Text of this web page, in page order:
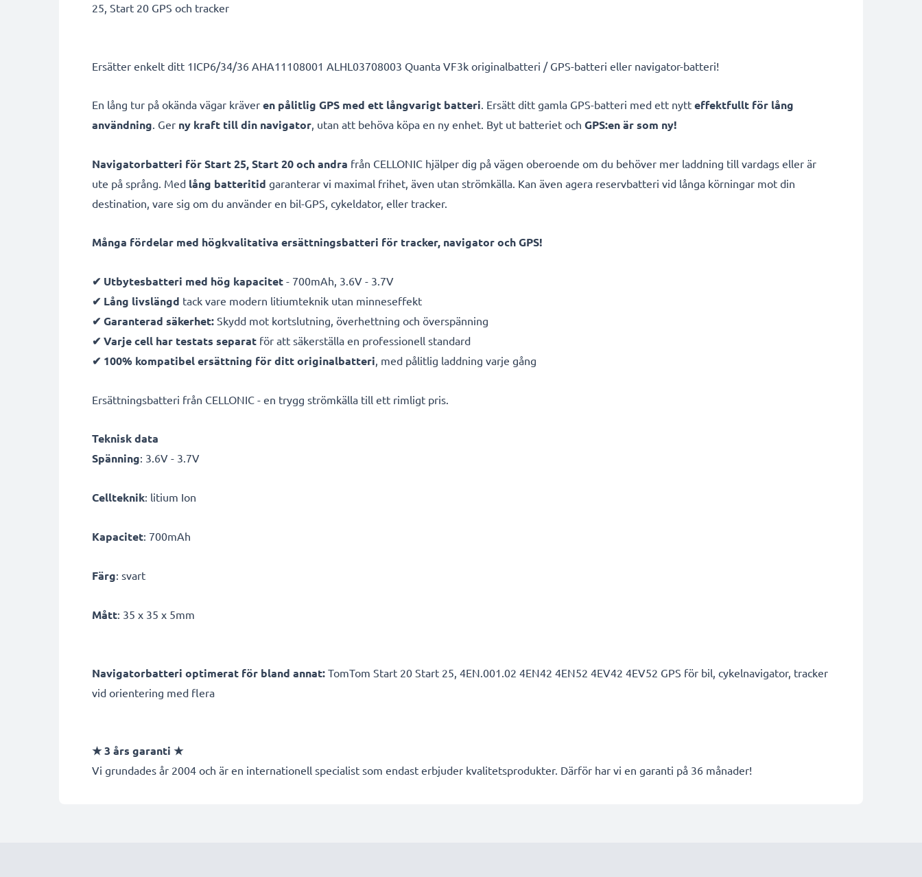
25, Start 20 GPS och tracker
Ersätter enkelt ditt 1ICP6/34/36 AHA11108001 ALHL03708003 Quanta VF3k originalbatteri / GPS-batteri eller navigator-batteri!
En lång tur på okända vägar kräver en pålitlig GPS med ett långvarigt batteri. Ersätt ditt gamla GPS-batteri med ett nytt effektfullt för lång
användning. Ger ny kraft till din navigator, utan att behöva köpa en ny enhet. Byt ut batteriet och GPS:en är som ny!
Navigatorbatteri för Start 25, Start 20 och andra från CELLONIC hjälper dig på vägen oberoende om du behöver mer laddning till vardags eller är
ute på språng. Med lång batteritid garanterar vi maximal frihet, även utan strömkälla. Kan även agera reservbatteri vid långa körningar mot din
destination, vare sig om du använder en bil-GPS, cykeldator, eller tracker.
Många fördelar med högkvalitativa ersättningsbatteri för tracker, navigator och GPS!
✔ Utbytesbatteri med hög kapacitet - 700mAh, 3.6V - 3.7V
✔ Lång livslängd tack vare modern litiumteknik utan minneseffekt
✔ Garanterad säkerhet: Skydd mot kortslutning, överhettning och överspänning
✔ Varje cell har testats separat för att säkerställa en professionell standard
✔ 100% kompatibel ersättning för ditt originalbatteri, med pålitlig laddning varje gång
Ersättningsbatteri från CELLONIC - en trygg strömkälla till ett rimligt pris.
Teknisk data
Spänning: 3.6V - 3.7V
Cellteknik: litium Ion
Kapacitet: 700mAh
Färg: svart
Mått: 35 x 35 x 5mm
Navigatorbatteri optimerat för bland annat: TomTom Start 20 Start 25, 4EN.001.02 4EN42 4EN52 4EV42 4EV52 GPS för bil, cykelnavigator, tracker
vid orientering med flera
★ 3 års garanti ★
Vi grundades år 2004 och är en internationell specialist som endast erbjuder kvalitetsprodukter. Därför har vi en garanti på 36 månader!